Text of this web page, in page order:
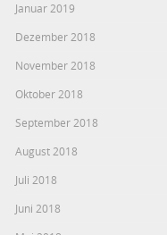
Januar 2019
Dezember 2018
November 2018
Oktober 2018
September 2018
August 2018
Juli 2018
Juni 2018